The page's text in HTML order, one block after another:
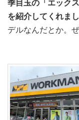
季目玉の「エック
を紹介してくれまし
デルなんだとか。